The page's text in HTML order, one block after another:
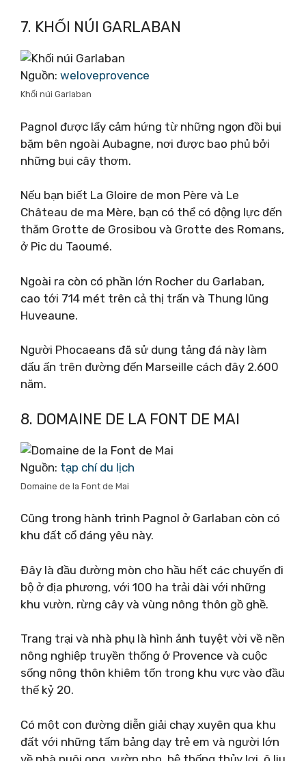
7. KHỐI NÚI GARLABAN
Nguồn: weloveprovence
Khối núi Garlaban
Pagnol được lấy cảm hứng từ những ngọn đồi bụi
bặm bên ngoài Aubagne, nơi được bao phủ bởi
những bụi cây thơm.
Nếu bạn biết La Gloire de mon Père và Le
Château de ma Mère, bạn có thể có động lực đến
thăm Grotte de Grosibou và Grotte des Romans,
ở Pic du Taoumé.
Ngoài ra còn có phần lớn Rocher du Garlaban,
cao tới 714 mét trên cả thị trấn và Thung lũng
Huveaune.
Người Phocaeans đã sử dụng tảng đá này làm
dấu ấn trên đường đến Marseille cách đây 2.600
năm.
8. DOMAINE DE LA FONT DE MAI
Nguồn: tạp chí du lịch
Domaine de la Font de Mai
Cũng trong hành trình Pagnol ở Garlaban còn có
khu đất cổ đáng yêu này.
Đây là đầu đường mòn cho hầu hết các chuyến đi
bộ ở địa phương, với 100 ha trải dài với những
khu vườn, rừng cây và vùng nông thôn gồ ghề.
Trang trại và nhà phụ là hình ảnh tuyệt vời về nền
nông nghiệp truyền thống ở Provence và cuộc
sống nông thôn khiêm tốn trong khu vực vào đầu
thế kỷ 20.
Có một con đường diễn giải chạy xuyên qua khu
đất với những tấm bảng dạy trẻ em và người lớn